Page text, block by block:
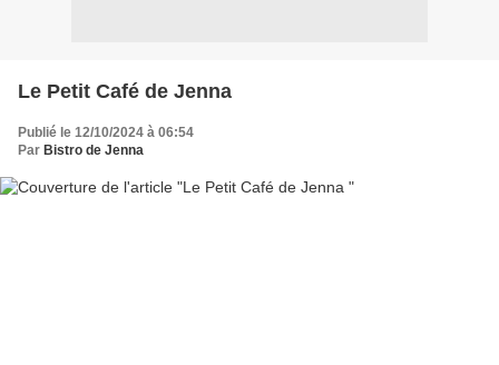
Le Petit Café de Jenna
Publié le 12/10/2024 à 06:54
Par Bistro de Jenna